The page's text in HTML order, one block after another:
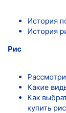
История
История
Рис
Какие
Как
купить рис